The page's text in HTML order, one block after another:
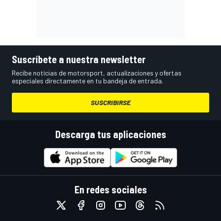
Suscríbete a nuestra newsletter
Recibe noticias de motorsport, actualizaciones y ofertas
especiales directamente en tu bandeja de entrada.
SUSCRIBIRSE
Descarga tus aplicaciones
En redes sociales